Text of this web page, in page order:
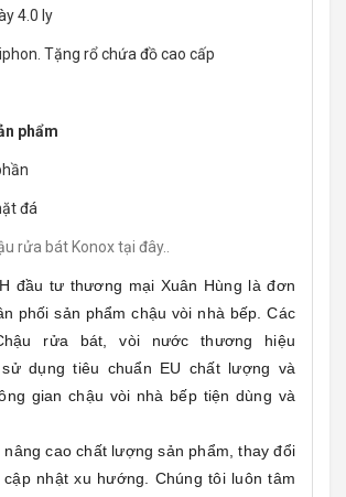
4.0 ly
Tặng rổ chứa đồ cao cấp
phẩm
đá
rửa bát Konox tại đây..
đầu tư thương mại Xuân Hùng là đơn
phối sản phẩm chậu vòi nhà bếp. Các
rửa bát, vòi nước thương hiệu
sử dụng tiêu chuẩn EU chất lượng và
gian chậu vòi nhà bếp tiện dùng và
nâng cao chất lượng sản phẩm, thay đổi
cập nhật xu hướng. Chúng tôi luôn tâm